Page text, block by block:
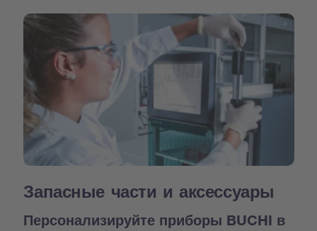
Запасные части и аксессуары
Персонализируйте приборы BUCHI в